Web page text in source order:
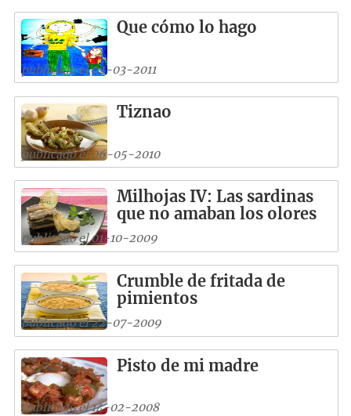
Que cómo lo hago
publicado el 02-03-2011
Tiznao
publicado el 06-05-2010
Milhojas IV: Las sardinas
que no amaban los olores
publicado el 01-10-2009
Crumble de fritada de
pimientos
publicado el 22-07-2009
Pisto de mi madre
publicado el 14-02-2008